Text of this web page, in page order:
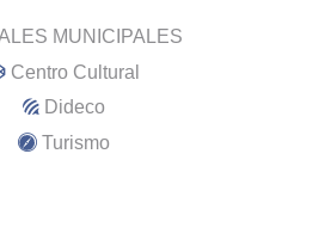
MUNICIPALES
Centro Cultural
Dideco
Turismo